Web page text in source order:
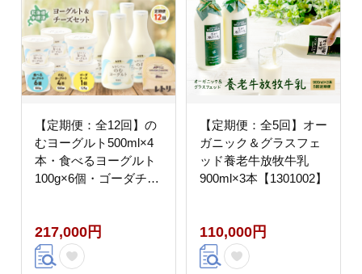
【定期便：全12回】の
むヨーグルト500ml×4
本・食べるヨーグルト
100g×6個・ゴーダチー
217,000円
【定期便：全5回】オー
ガニック＆グラスフェ
ッド養老牛放牧牛乳
900ml×3本【1301002】
110,000円